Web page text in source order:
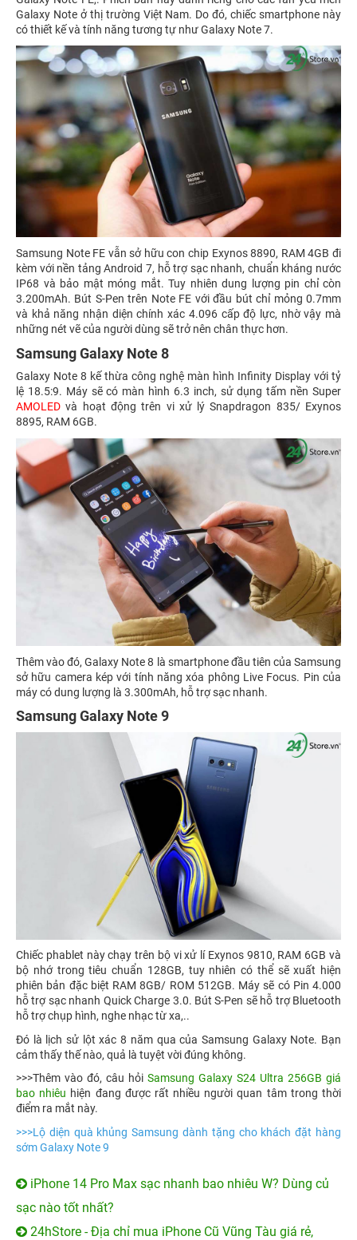
Galaxy Note ở thị trường Việt Nam. Do đó, chiếc smartphone này
có thiết kế và tính năng tương tự như Galaxy Note 7.
Samsung Note FE vẫn sở hữu con chip Exynos 8890, RAM 4GB đi
kèm với nền tảng Android 7, hỗ trợ sạc nhanh, chuẩn kháng nước
IP68 và bảo mật móng mắt. Tuy nhiên dung lượng pin chỉ còn
3.200mAh. Bút S-Pen trên Note FE với đầu bút chỉ mỏng 0.7mm
và khả năng nhận diện chính xác 4.096 cấp độ lực, nhờ vậy mà
những nét vẽ của người dùng sẽ trở nên chân thực hơn.
Samsung Galaxy Note 8
Galaxy Note 8 kế thừa công nghệ màn hình Infinity Display với tỷ
lệ 18.5:9. Máy sẽ có màn hình 6.3 inch, sử dụng tấm nền Super
AMOLED và hoạt động trên vi xử lý Snapdragon 835/ Exynos
8895, RAM 6GB.
Thêm vào đó, Galaxy Note 8 là smartphone đầu tiên của Samsung
sở hữu camera kép với tính năng xóa phông Live Focus. Pin của
máy có dung lượng là 3.300mAh, hỗ trợ sạc nhanh.
Samsung Galaxy Note 9
Chiếc phablet này chạy trên bộ vi xử lí Exynos 9810, RAM 6GB và
bộ nhớ trong tiêu chuẩn 128GB, tuy nhiên có thể sẽ xuất hiện
phiên bản đặc biệt RAM 8GB/ ROM 512GB. Máy sẽ có Pin 4.000
hỗ trợ sạc nhanh Quick Charge 3.0. Bút S-Pen sẽ hỗ trợ Bluetooth
hỗ trợ chụp hình, nghe nhạc từ xa,..
Đó là lịch sử lột xác 8 năm qua của Samsung Galaxy Note. Bạn
cảm thấy thế nào, quả là tuyệt vời đúng không.
>>>Thêm vào đó, câu hỏi Samsung Galaxy S24 Ultra 256GB giá
bao nhiêu hiện đang được rất nhiều người quan tâm trong thời
điểm ra mắt này.
>>>Lộ diện quà khủng Samsung dành tặng cho khách đặt hàng
sớm Galaxy Note 9
iPhone 14 Pro Max sạc nhanh bao nhiêu W? Dùng củ
sạc nào tốt nhất?
24hStore - Địa chỉ mua iPhone Cũ Vũng Tàu giá rẻ,